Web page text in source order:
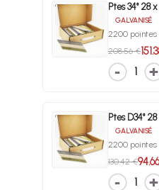
Ptes 34° 28
GALVANISÉ
2200 pointes
208.56 €
1
Ptes D34°
GALVANISÉ
2200 pointes
130.42 €
1